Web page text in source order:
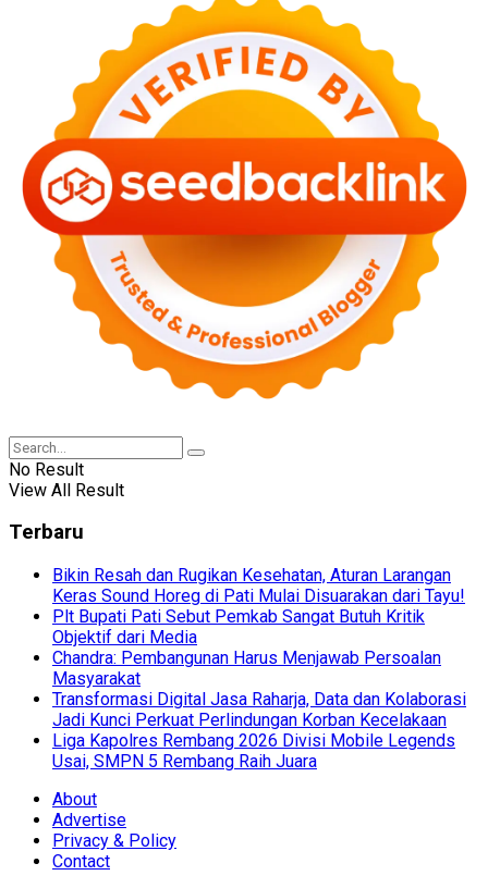
No Result
View All Result
Terbaru
Bikin Resah dan Rugikan Kesehatan, Aturan Larangan
Keras Sound Horeg di Pati Mulai Disuarakan dari Tayu!
Plt Bupati Pati Sebut Pemkab Sangat Butuh Kritik
Objektif dari Media
Chandra: Pembangunan Harus Menjawab Persoalan
Masyarakat
Transformasi Digital Jasa Raharja, Data dan Kolaborasi
Jadi Kunci Perkuat Perlindungan Korban Kecelakaan
Liga Kapolres Rembang 2026 Divisi Mobile Legends
Usai, SMPN 5 Rembang Raih Juara
About
Advertise
Privacy & Policy
Contact